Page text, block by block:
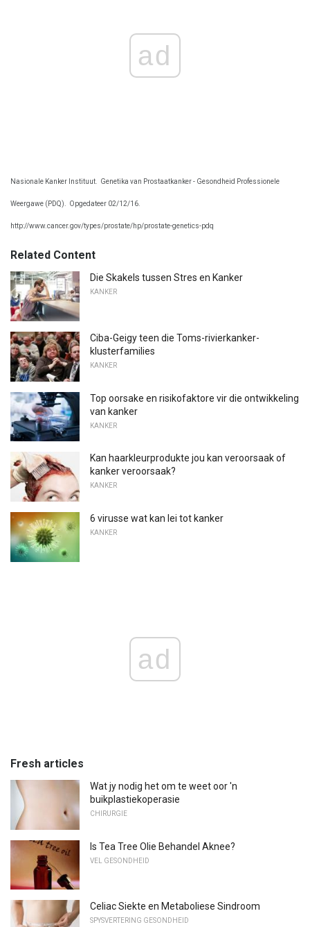
ad
Nasionale Kanker Instituut. Genetika van Prostaatkanker - Gesondheid Professionele
Weergawe (PDQ). Opgedateer 02/12/16.
http://www.cancer.gov/types/prostate/hp/prostate-genetics-pdq
Related Content
Die Skakels tussen Stres en Kanker
KANKER
Ciba-Geigy teen die Toms-rivierkanker-
klusterfamilies
KANKER
Top oorsake en risikofaktore vir die ontwikkeling
van kanker
KANKER
Kan haarkleurprodukte jou kan veroorsaak of
kanker veroorsaak?
KANKER
6 virusse wat kan lei tot kanker
KANKER
ad
Fresh articles
Wat jy nodig het om te weet oor 'n
buikplastiekoperasie
CHIRURGIE
Is Tea Tree Olie Behandel Aknee?
VEL GESONDHEID
Celiac Siekte en Metaboliese Sindroom
SPYSVERTERING GESONDHEID